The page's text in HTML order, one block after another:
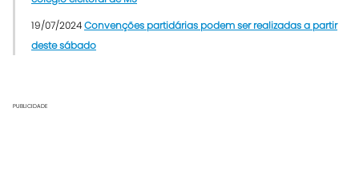
19/07/2024Convenções partidárias podem ser realizadas a partir
deste sábado
PUBLICIDADE